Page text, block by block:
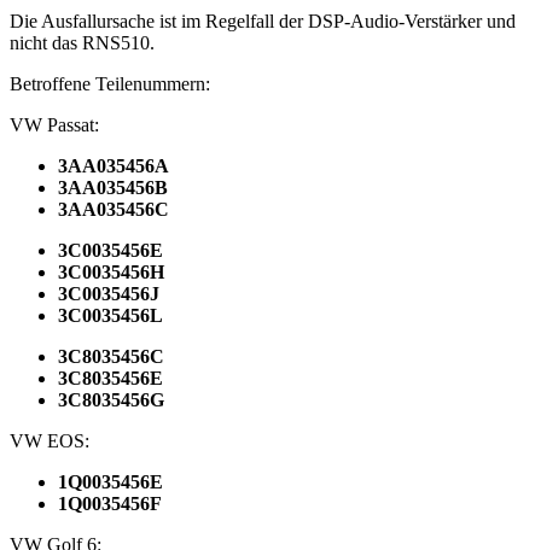
Die Ausfallursache ist im Regelfall derDSP-Audio-Verstärker und
nicht das RNS510.
Betroffene Teilenummern:
VW Passat:
3AA035456A
3AA035456B
3AA035456C
3C0035456E
3C0035456H
3C0035456J
3C0035456L
3C8035456C
3C8035456E
3C8035456G
VW EOS:
1Q0035456E
1Q0035456F
VW Golf 6: